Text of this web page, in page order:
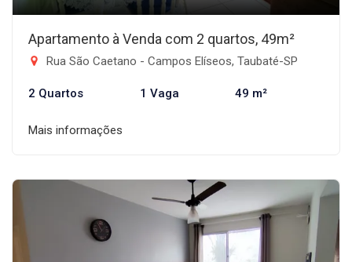
Apartamento à Venda com 2 quartos, 49m²
Rua São Caetano - Campos Elíseos, Taubaté-SP
2 Quartos 1 Vaga 49 m²
Mais informações